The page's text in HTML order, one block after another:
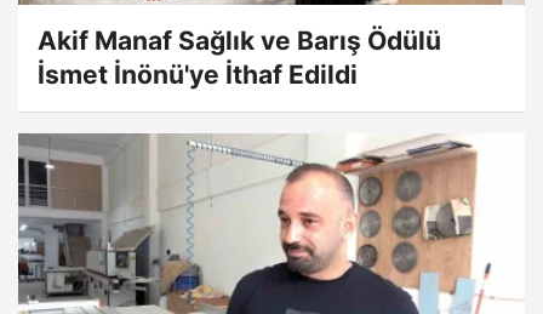
Akif Manaf Sağlık ve Barış Ödülü
İsmet İnönü'ye İthaf Edildi